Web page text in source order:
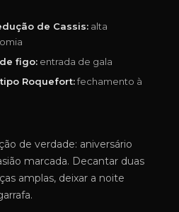
de Cassis: alta
figo: entrada de gala
Roquefort:fechamento à
de verdade: aniversário
marcada. Decantar duas
amplas, deixar a noite